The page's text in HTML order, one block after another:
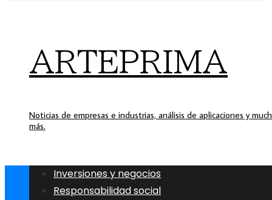
ARTEPRIMA
Noticias de empresas e industrias, análisis de aplicaciones y
más.
Inversiones y negocios
Responsabilidad social